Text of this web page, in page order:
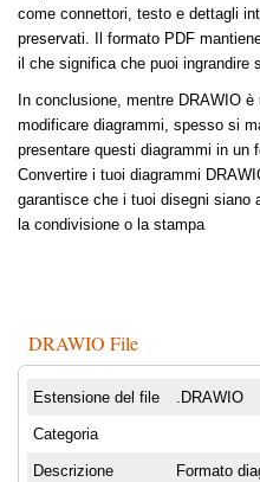
come connettori, testo e dettagli
preservati. Il formato PDF
il che significa che puoi ingrandire
In conclusione, mentre DRAWIO
modificare diagrammi, spesso si
presentare questi diagrammi in un
Convertire i tuoi diagrammi
garantisce che i tuoi disegni siano
la condivisione o la stampa
DRAWIO File
Estensione del file .DRAWIO
Categoria
Descrizione
Formato